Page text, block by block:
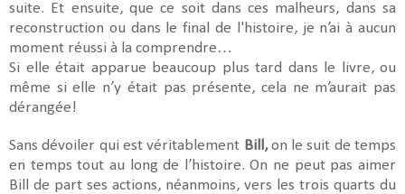
suite. Et ensuite, que ce soit dans ces malheurs, dans sa
reconstruction ou dans le final de l'histoire, je n’ai à aucun
moment réussi à la comprendre…
Si elle était apparue beaucoup plus tard dans le livre, ou
même si elle n’y était pas présente, cela ne m’aurait pas
dérangée!
Sans dévoiler qui est véritablement Bill,on le suit de temps
en temps tout au long de l’histoire. On ne peut pas aimer
Bill de part ses actions, néanmoins, vers les trois quarts du